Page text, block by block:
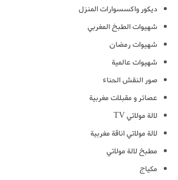
ديكور واكسسوارات المنزل
شهيوات الطبخ المغربي
شهيوات رمضان
شهيوات عالمية
صور النقش الحناء
عصائر و مقبلات مغربية
لالة مولاتي TV
لالة مولاتي اناقة مغربية
مطبخ لالة مولاتي
مكياج